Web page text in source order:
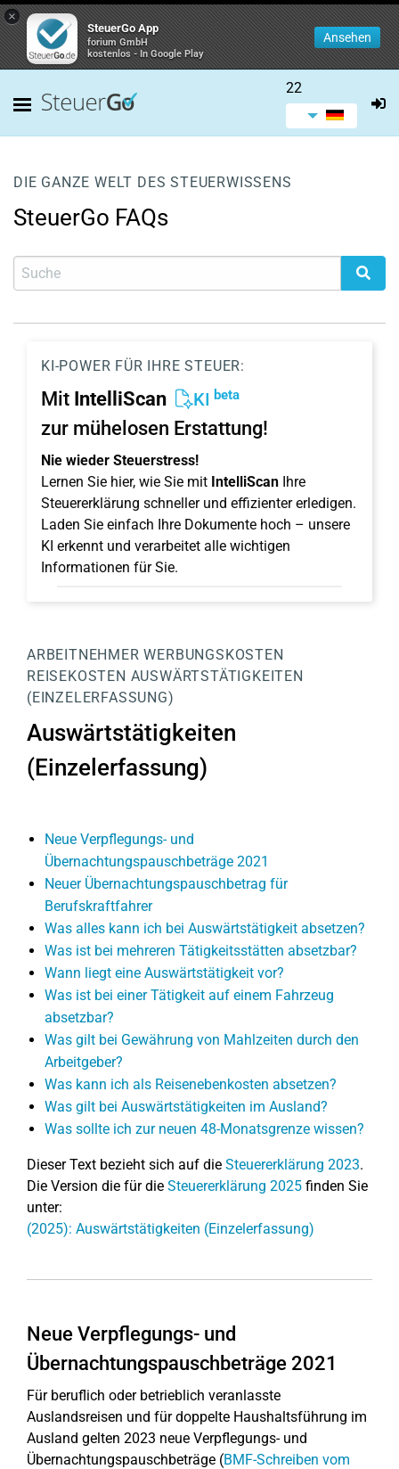
×
SteuerGo App
forium GmbH
kostenlos - In Google Play
Ansehen
22
DIE GANZE WELT DES STEUERWISSENS
SteuerGo FAQs
KI-POWER FÜR IHRE STEUER:
Mit IntelliScan KI beta
zur mühelosen Erstattung!
Nie wieder Steuerstress!
Lernen Sie hier, wie Sie mit IntelliScan Ihre
Steuererklärung schneller und effizienter erledigen.
Laden Sie einfach Ihre Dokumente hoch – unsere
KI erkennt und verarbeitet alle wichtigen
Informationen für Sie.
ARBEITNEHMER WERBUNGSKOSTEN
REISEKOSTEN AUSWÄRTSTÄTIGKEITEN
(EINZELERFASSUNG)
Auswärtstätigkeiten
(Einzelerfassung)
Neue Verpflegungs- und
Übernachtungspauschbeträge 2021
Neuer Übernachtungspauschbetrag für
Berufskraftfahrer
Was alles kann ich bei Auswärtstätigkeit absetzen?
Was ist bei mehreren Tätigkeitsstätten absetzbar?
Wann liegt eine Auswärtstätigkeit vor?
Was ist bei einer Tätigkeit auf einem Fahrzeug
absetzbar?
Was gilt bei Gewährung von Mahlzeiten durch den
Arbeitgeber?
Was kann ich als Reisenebenkosten absetzen?
Was gilt bei Auswärtstätigkeiten im Ausland?
Was sollte ich zur neuen 48-Monatsgrenze wissen?
Dieser Text bezieht sich auf die Steuererklärung 2023.
Die Version die für die Steuererklärung 2025 finden Sie
unter:
(2025): Auswärtstätigkeiten (Einzelerfassung)
Neue Verpflegungs- und
Übernachtungspauschbeträge 2021
Für beruflich oder betrieblich veranlasste
Auslandsreisen und für doppelte Haushaltsführung im
Ausland gelten 2023 neue Verpflegungs- und
Übernachtungspauschbeträge (BMF-Schreiben vom